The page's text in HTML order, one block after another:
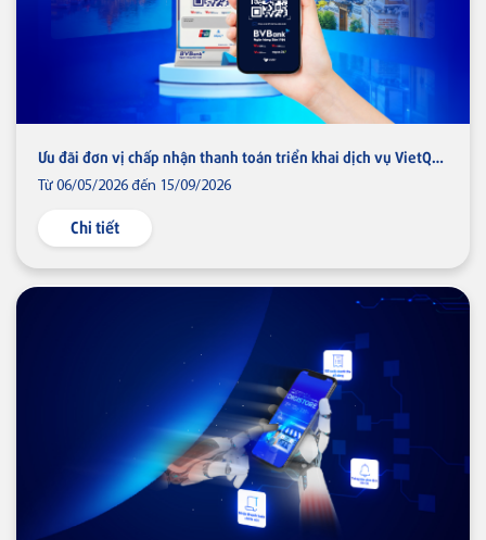
Ngân hàng điện tử
Dành cho Doanh nghiệp
Điểm giao dịch & ATM
Tin tức
Thông báo
Ưu đãi đơn vị chấp nhận thanh toán triển khai dịch vụ VietQRGlobal với BVBank
Từ 06/05/2026 đến 15/09/2026
Chi tiết